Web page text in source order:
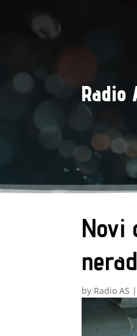
Radio
Novi
by Radio AS |